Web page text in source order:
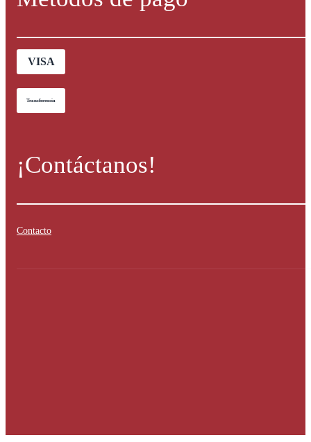
VISA
Transferencia
¡Contáctanos!
Contacto